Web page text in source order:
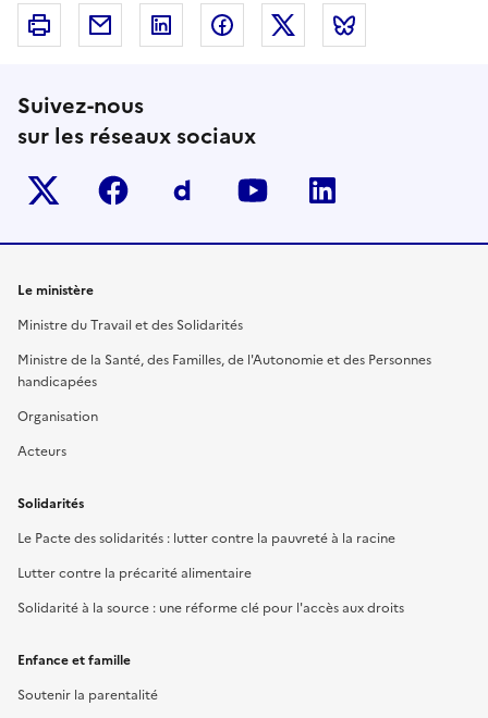
Imprimer Courriel Linkedin FacebookTwitter
Suivez-nous
sur les réseaux sociaux
Twitter-x facebook Dailymotion
youtube
Le ministère
Ministre du Travail et des Solidarités
Ministre de la Santé, des Familles, de l'Autonomie et des Personnes
handicapées
Organisation
Acteurs
Solidarités
Le Pacte des solidarités : lutter contre la pauvreté à la racine
Lutter contre la précarité alimentaire
Solidarité à la source : une réforme clé pour l'accès aux droits
Enfance et famille
Soutenir la parentalité